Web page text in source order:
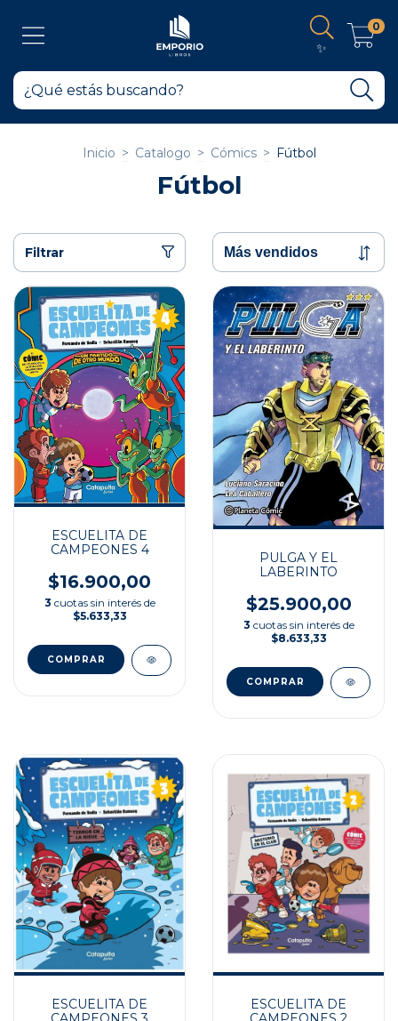
✨
0
Inicio > Catalogo > Cómics > Fútbol
Fútbol
Filtrar
ESCUELITA DE
CAMPEONES 4
$16.900,00
3 cuotas sin interés de
$5.633,33
PULGA Y EL
LABERINTO
$25.900,00
3 cuotas sin interés de
$8.633,33
ESCUELITA DE
ESCUELITA DE